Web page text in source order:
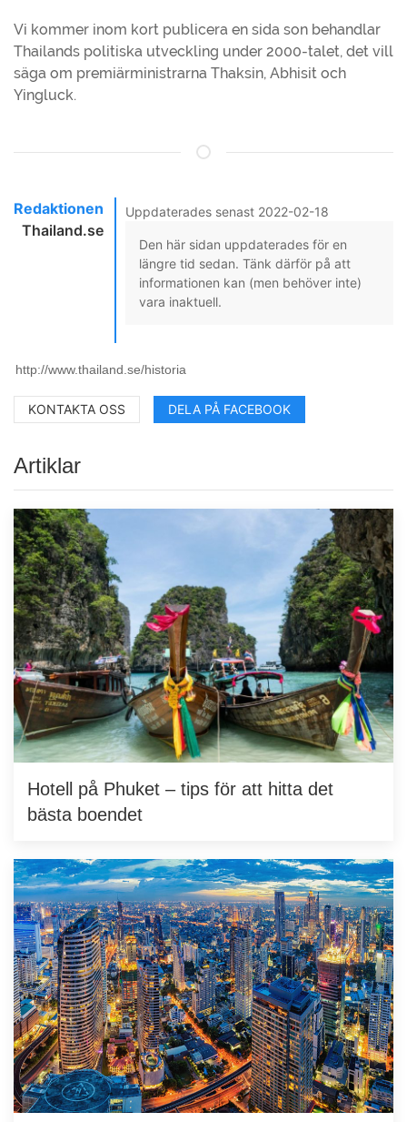
Vi kommer inom kort publicera en sida son behandlar
Thailands politiska utveckling under 2000-talet, det vill
säga om premiärministrarna Thaksin, Abhisit och
Yingluck.
Redaktionen
Thailand.se
Uppdaterades senast 2022-02-18
Den här sidan uppdaterades för en
längre tid sedan. Tänk därför på att
informationen kan (men behöver inte)
vara inaktuell.
KONTAKTA OSS DELA PÅ FACEBOOK
Artiklar
Hotell på Phuket – tips för att hitta det
bästa boendet